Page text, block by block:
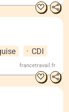
CDI
francetravail.fr